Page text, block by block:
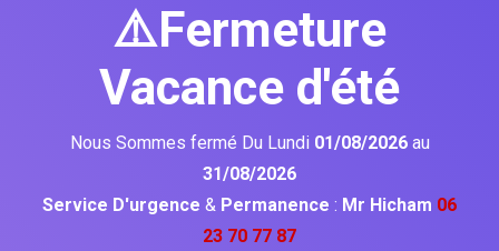
⚠️Fermeture
Vacance d'été
Nous Sommes fermé Du Lundi 01/08/2026 au
31/08/2026
Service D'urgence & Permanence : Mr Hicham 06
23 70 77 87